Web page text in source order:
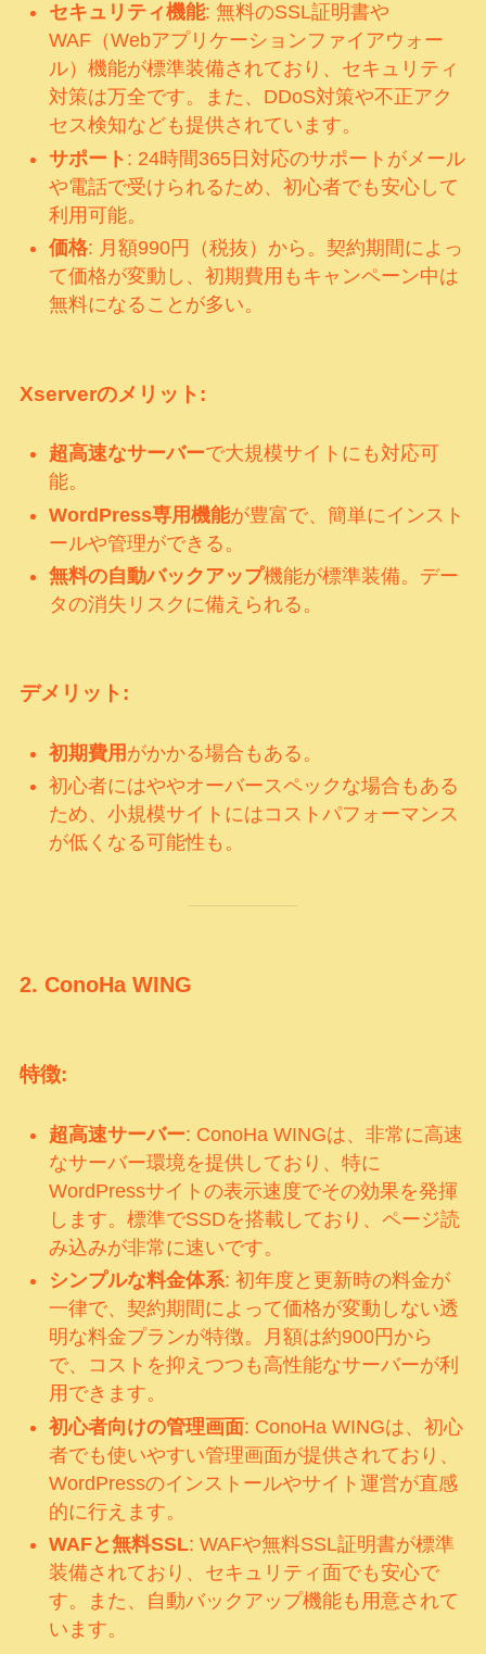
セキュリティ機能: 無料のSSL証明書や
WAF（Webアプリケーションファイアウォー
ル）機能が標準装備されており、セキュリティ
対策は万全です。また、DDoS対策や不正アク
セス検知なども提供されています。
サポート : 24時間365日対応のサポートがメール
や電話で受けられるため、初心者でも安心して
利用可能。
価格: 月額990円（税抜）から。契約期間によっ
て価格が変動し、初期費用もキャンペーン中は
無料になることが多い。
Xserverのメリット:
超高速なサーバーで大規模サイトにも対応可
能。
WordPress専用機能が豊富で、簡単にインスト
ールや管理ができる。
無料の自動バックアップ機能が標準装備。デー
タの消失リスクに備えられる。
デメリット:
初期費用 がかかる場合もある。
初心者にはややオーバースペックな場合もある
ため、小規模サイトにはコストパフォーマンス
が低くなる可能性も。
2. ConoHa WING
特徴:
超高速サーバー: ConoHa WINGは、非常に高速
なサーバー環境を提供しており、特に
WordPressサイトの表示速度でその効果を発揮
します。標準でSSDを搭載しており、ページ読
み込みが非常に速いです。
シンプルな料金体系: 初年度と更新時の料金が
一律で、契約期間によって価格が変動しない透
明な料金プランが特徴。月額は約900円から
で、コストを抑えつつも高性能なサーバーが利
用できます。
初心者向けの管理画面: ConoHa WINGは、初心
者でも使いやすい管理画面が提供されており、
WordPressのインストールやサイト運営が直感
的に行えます。
WAFと無料SSL: WAFや無料SSL証明書が標準
装備されており、セキュリティ面でも安心で
す。また、自動バックアップ機能も用意されて
います。